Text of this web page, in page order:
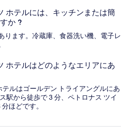
ホテルには、キッチンまたは簡
か ?
ります。冷蔵庫、食器洗い機、電子レ
ホテルはどのようなエリアにあ
ルはゴールデン トライアングルにあ
駅から徒歩で 3 分、ペトロナス ツイ
ほどです。